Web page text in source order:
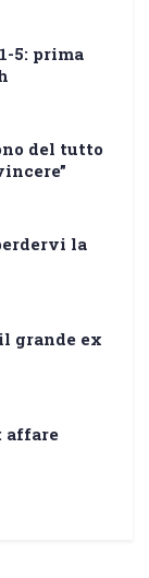
5: prima
del tutto
la
grande ex
affare